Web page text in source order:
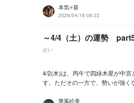
本気⭐️葵
2026/04/18 08:22
～4/4（土）の運勢
占い
4/2(木)は、丙午で四緑木星が中
す。ただその一方で、勢いが強
華風絵美